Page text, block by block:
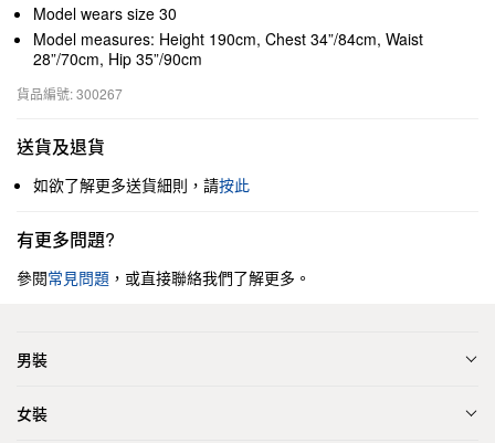
Model wears size 30
Model measures: Height 190cm, Chest 34”/84cm, Waist
28”/70cm, Hip 35”/90cm
貨品編號: 300267
送貨及退貨
如欲了解更多送貨細則，請按此
有更多問題?
參閱常見問題 ，或直接聯絡我們了解更多。
男裝
女裝